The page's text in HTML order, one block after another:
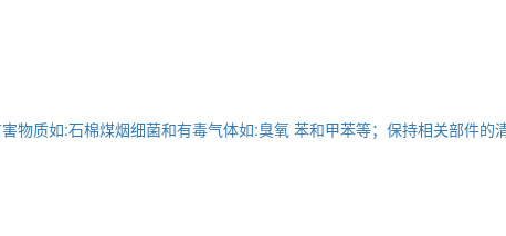
物质如:石棉煤烟细菌和有毒气体如:臭氧 苯和甲苯等；保持相关部件的清